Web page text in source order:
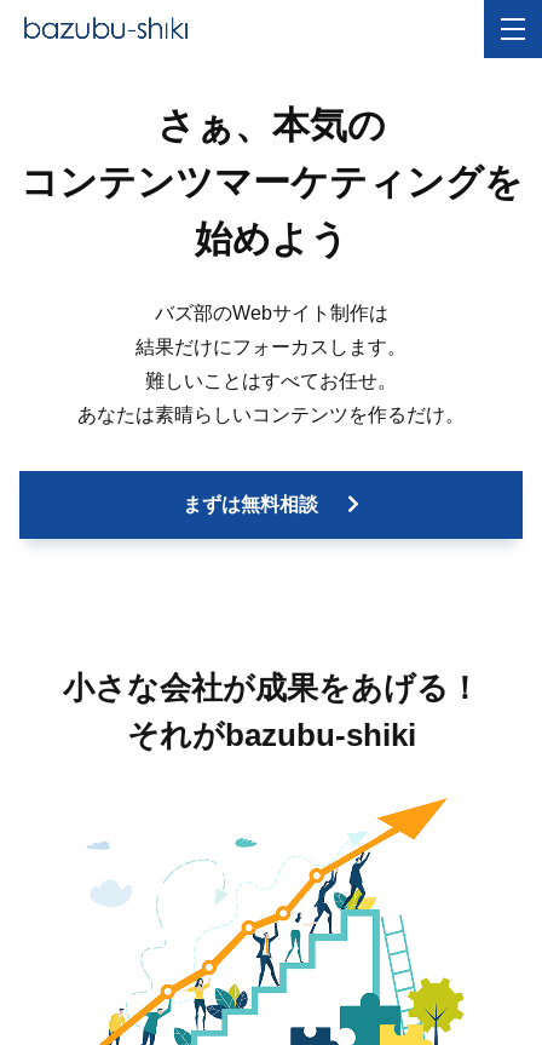
さぁ、本気の
コンテンツマーケティングを
始めよう
バズ部のWebサイト制作は
結果だけにフォーカスします。
難しいことはすべてお任せ。
あなたは素晴らしいコンテンツを作るだけ。
まずは無料相談
小さな会社が成果をあげる！
それがbazubu-shiki